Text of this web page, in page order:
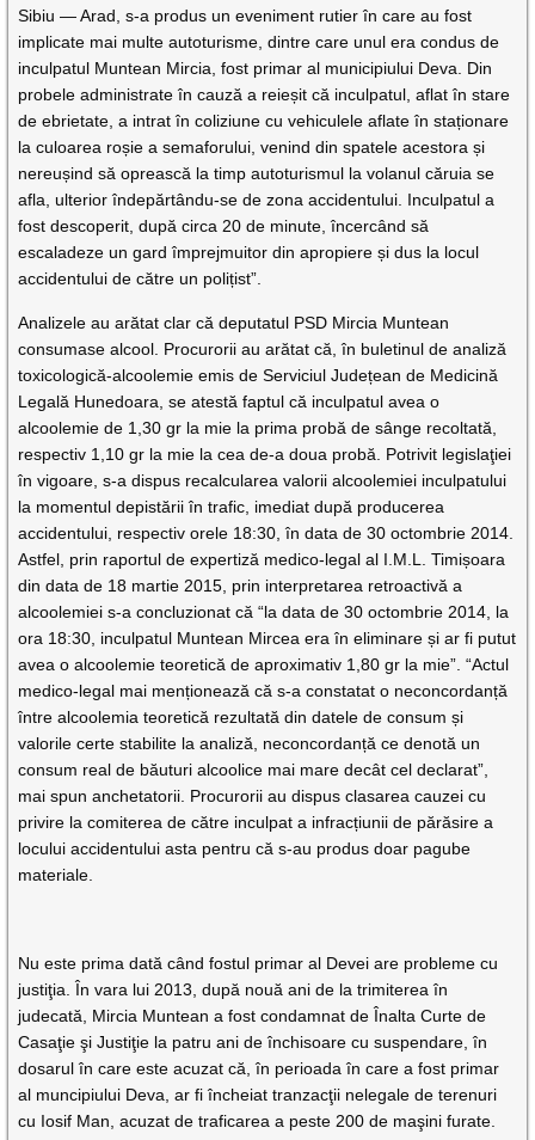
Sibiu — Arad, s-a produs un eveniment rutier în care au fost
implicate mai multe autoturisme, dintre care unul era condus de
inculpatul Muntean Mircia, fost primar al municipiului Deva. Din
probele administrate în cauză a reieșit că inculpatul, aflat în stare
de ebrietate, a intrat în coliziune cu vehiculele aflate în staționare
la culoarea roșie a semaforului, venind din spatele acestora și
nereușind să oprească la timp autoturismul la volanul căruia se
afla, ulterior îndepărtându-se de zona accidentului. Inculpatul a
fost descoperit, după circa 20 de minute, încercând să
escaladeze un gard împrejmuitor din apropiere și dus la locul
accidentului de către un polițist”.
Analizele au arătat clar că deputatul PSD Mircia Muntean
consumase alcool. Procurorii au arătat că, în buletinul de analiză
toxicologică-alcoolemie emis de Serviciul Județean de Medicină
Legală Hunedoara, se atestă faptul că inculpatul avea o
alcoolemie de 1,30 gr la mie la prima probă de sânge recoltată,
respectiv 1,10 gr la mie la cea de-a doua probă. Potrivit legislaţiei
în vigoare, s-a dispus recalcularea valorii alcoolemiei inculpatului
la momentul depistării în trafic, imediat după producerea
accidentului, respectiv orele 18:30, în data de 30 octombrie 2014.
Astfel, prin raportul de expertiză medico-legal al I.M.L. Timișoara
din data de 18 martie 2015, prin interpretarea retroactivă a
alcoolemiei s-a concluzionat că “la data de 30 octombrie 2014, la
ora 18:30, inculpatul Muntean Mircea era în eliminare și ar fi putut
avea o alcoolemie teoretică de aproximativ 1,80 gr la mie”. “Actul
medico-legal mai menționează că s-a constatat o neconcordanță
între alcoolemia teoretică rezultată din datele de consum și
valorile certe stabilite la analiză, neconcordanță ce denotă un
consum real de băuturi alcoolice mai mare decât cel declarat”,
mai spun anchetatorii. Procurorii au dispus clasarea cauzei cu
privire la comiterea de către inculpat a infracțiunii de părăsire a
locului accidentului asta pentru că s-au produs doar pagube
materiale.
Nu este prima dată când fostul primar al Devei are probleme cu
justiţia. În vara lui 2013, după nouă ani de la trimiterea în
judecată, Mircia Muntean a fost condamnat de Înalta Curte de
Casaţie şi Justiţie la patru ani de închisoare cu suspendare, în
dosarul în care este acuzat că, în perioada în care a fost primar
al muncipiului Deva, ar fi încheiat tranzacţii nelegale de terenuri
cu Iosif Man, acuzat de traficarea a peste 200 de maşini furate.